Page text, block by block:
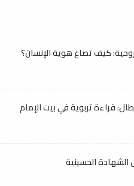
كيف تصاغ هوية الإنسان؟
قراءة تربوية في بيت الإمام
الحسينية